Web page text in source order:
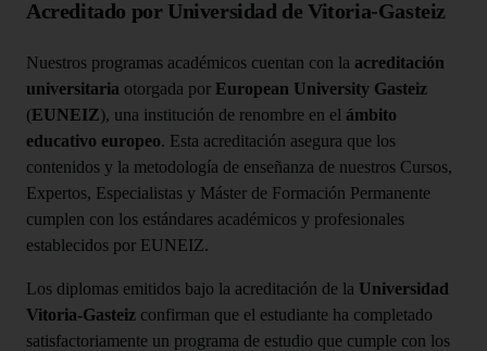
Acreditado por Universidad de Vitoria-Gasteiz
Nuestros programas académicos cuentan con la acreditación
universitaria otorgada por European University Gasteiz
(EUNEIZ), una institución de renombre en el ámbito
educativo europeo. Esta acreditación asegura que los
contenidos y la metodología de enseñanza de nuestros Cursos,
Expertos, Especialistas y Máster de Formación Permanente
cumplen con los estándares académicos y profesionales
establecidos por EUNEIZ.
Los diplomas emitidos bajo la acreditación de la Universidad
Vitoria-Gasteiz confirman que el estudiante ha completado
satisfactoriamente un programa de estudio que cumple con los